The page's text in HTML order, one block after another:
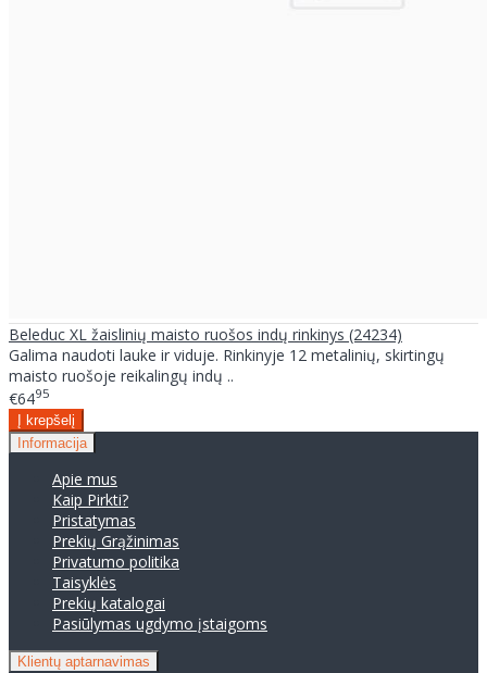
Beleduc XL žaislinių maisto ruošos indų rinkinys (24234)
Galima naudoti lauke ir viduje. Rinkinyje 12 metalinių, skirtingų
maisto ruošoje reikalingų indų ..
€6495
Informacija
Apie mus
Kaip Pirkti?
Pristatymas
Prekių Grąžinimas
Privatumo politika
Taisyklės
Prekių katalogai
Pasiūlymas ugdymo įstaigoms
Klientų aptarnavimas